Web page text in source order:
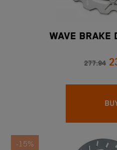
WAVE BRAKE
277.94
-15%